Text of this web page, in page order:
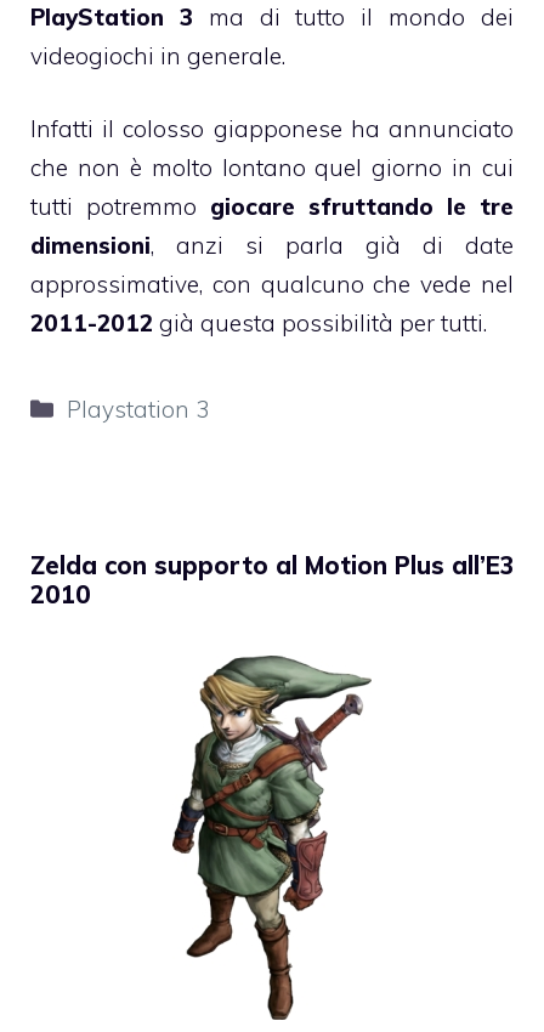
PlayStation 3 ma di tutto il mondo dei
videogiochi in generale.
Infatti il colosso giapponese ha annunciato
che non è molto lontano quel giorno in cui
tutti potremmo giocare sfruttando le tre
dimensioni, anzi si parla già di date
approssimative, con qualcuno che vede nel
2011-2012 già questa possibilità per tutti.
Categorie
Playstation 3
Zelda con supporto al Motion Plus all’E3
2010